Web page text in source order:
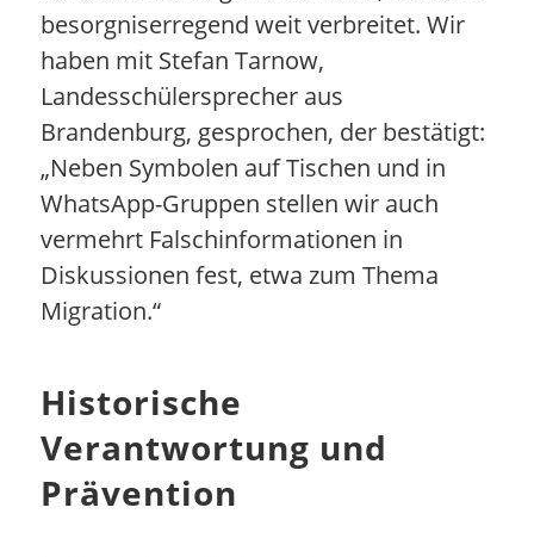
besorgniserregend weit verbreitet. Wir
haben mit Stefan Tarnow,
Landesschülersprecher aus
Brandenburg, gesprochen, der bestätigt:
„Neben Symbolen auf Tischen und in
WhatsApp-Gruppen stellen wir auch
vermehrt Falschinformationen in
Diskussionen fest, etwa zum Thema
Migration.“
Historische
Verantwortung und
Prävention